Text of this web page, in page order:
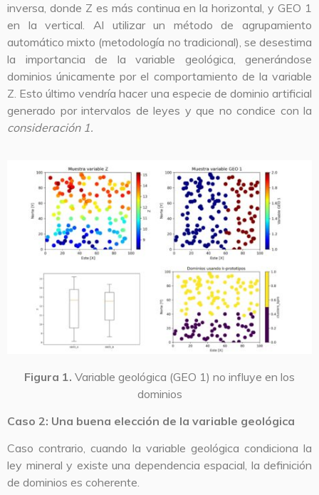
inversa, donde Z es más continua en la horizontal, y GEO 1
en la vertical. Al utilizar un método de agrupamiento
automático mixto (metodología no tradicional), se desestima
la importancia de la variable geológica, generándose
dominios únicamente por el comportamiento de la variable
Z. Esto último vendría hacer una especie de dominio artificial
generado por intervalos de leyes y que no condice con la
consideración 1.
Figura 1. Variable geológica (GEO 1) no influye en los
dominios
Caso 2: Una buena elección de la variable geológica
Caso contrario, cuando la variable geológica condiciona la
ley mineral y existe una dependencia espacial, la definición
de dominios es coherente.